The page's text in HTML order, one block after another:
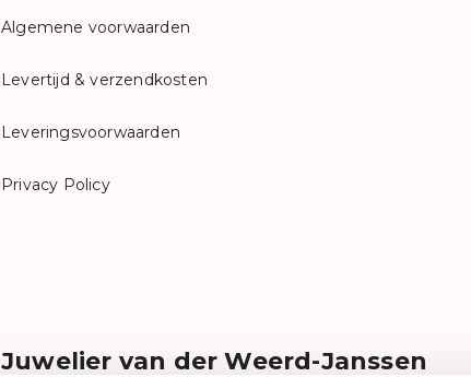
Algemene voorwaarden
Levertijd & verzendkosten
Leveringsvoorwaarden
Privacy Policy
Juwelier van der Weerd-Janssen